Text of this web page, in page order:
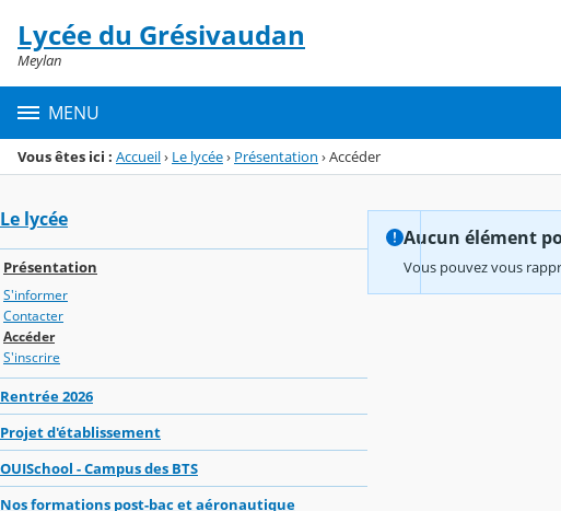
Menu de la rubrique
Contenu
Lycée du Grésivaudan
Meylan
MENU
Vous êtes ici : Accueil› Le lycée› Présentation ›Accéder
Le lycée
Présentation
S'informer
Contacter
Accéder
S'inscrire
Rentrée 2026
Projet d'établissement
OUISchool - Campus des BTS
Nos formations post-bac et aéronautique
Aucun élément
Vous pouvez vous